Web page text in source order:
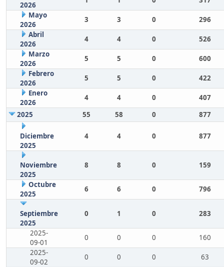
2026
Mayo
2026
3 3 0
296
Abril
2026
4 4 0
526
Marzo
2026
5 5 0
600
Febrero
2026
5 5 0
422
Enero
2026
4 4 0
407
2025
55 58 0 877
Diciembre
2025
4 4 0 877
Noviembre
2025
8 8 0 159
Octubre
2025
6 6 0 796
Septiembre
2025
0 1 0 283
2025-
09-01
0 0 0
160
2025-
09-02
0 0 0
63